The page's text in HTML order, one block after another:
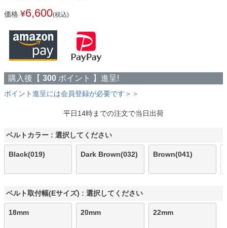
価格 ¥6,600(税込)
購入後【 300 ポイント 】進呈!
ポイント進呈には会員登録が必要です＞＞
平日14時までの注文で当日出荷
ベルトカラー 選択してください
Black(019) Dark Brown(032) Brown(041)
ベルト取付幅(Eサイズ) 選択してください
18mm 20mm 22mm